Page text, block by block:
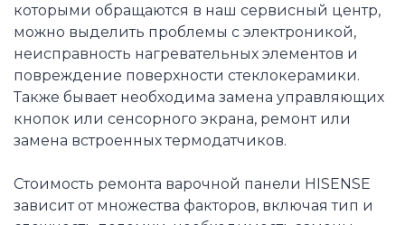
которыми обращаются в наш сервисный центр,
можно выделить проблемы с электроникой,
неисправность нагревательных элементов и
повреждение поверхности стеклокерамики.
Также бывает необходима замена управляющих
кнопок или сенсорного экрана, ремонт или
замена встроенных термодатчиков.
Стоимость ремонта варочной панели HISENSE
зависит от множества факторов, включая тип и